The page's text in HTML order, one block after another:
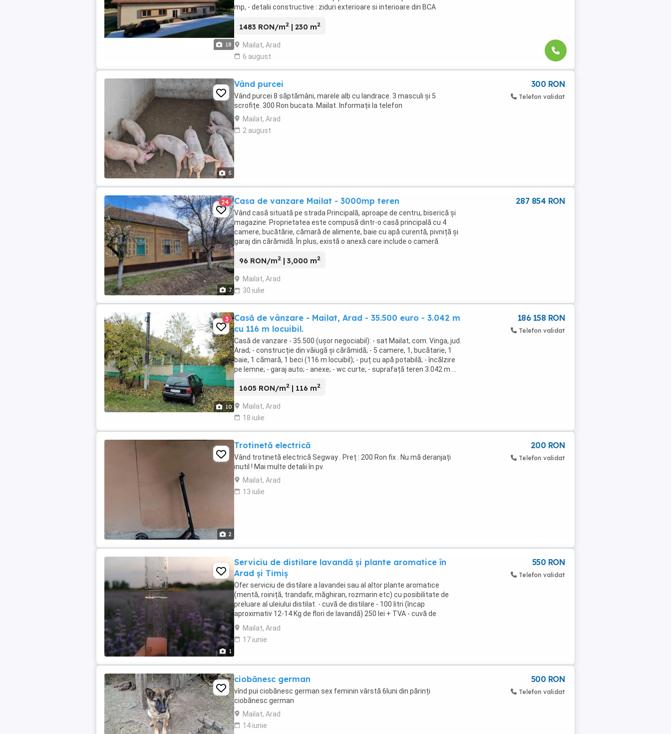
18
mp, - detalii constructive : ziduri exterioare si interioare din BCA
1483 RON/m2 | 230 m2
Mailat, Arad
6 august
5
Vând purcei
Vând purcei 8 săptămâni, marele alb cu landrace. 3 masculi și 5
scrofițe. 300 Ron bucata. Mailat. Informații la telefon
Mailat, Arad
2 august
300 RON
Telefon validat
7
24 Casa de vanzare Mailat - 3000mp teren
Vând casă situată pe strada Principală, aproape de centru, biserică și
magazine. Proprietatea este compusă dintr-o casă principală cu 4
camere, bucătărie, cămară de alimente, baie cu apă curentă, pivniță și
garaj din cărămidă. În plus, există o anexă care include o cameră
96 RON/m2 | 3,000 m2
Mailat, Arad
30 iulie
287 854 RON
10
3
Casă de vânzare - Mailat, Arad - 35.500 euro - 3.042 m
cu 116 m locuibil.
Casă de vanzare - 35.500 (ușor negociabil): - sat Mailat, com. Vinga, jud.
Arad; - construcție din văiugă și cărămidă; - 5 camere, 1, bucătarie, 1
baie, 1 cămară, 1 beci (116 m locuibil); - puț cu apă potabilă; - încălzire
pe lemne; - garaj auto; - anexe; - wc curte; - suprafață teren 3.042 m ...
1605 RON/m2 | 116 m2
Mailat, Arad
18 iulie
186 158 RON
Telefon validat
2
Trotinetă electrică
Vând trotinetă electrică Segway . Preț : 200 Ron fix . Nu mă deranjați
inutil ! Mai multe detalii în pv.
Mailat, Arad
13 iulie
200 RON
Telefon validat
1
Serviciu de distilare lavandă și plante aromatice în
Arad și Timiș
Ofer serviciu de distilare a lavandei sau al altor plante aromatice
(mentă, roiniță, trandafir, măghiran, rozmarin etc) cu posibilitate de
preluare al uleiului distilat. - cuvă de distilare - 100 litri (încap
aproximativ 12-14 Kg de flori de lavandă) 250 lei + TVA - cuvă de
distilare - 1300 litri (încap ...
Mailat, Arad
17 iunie
550 RON
Telefon validat
ciobănesc german
vînd pui ciobănesc german sex feminin vârstă 6luni din părinți
ciobănesc german
Mailat, Arad
14 iunie
500 RON
Telefon validat